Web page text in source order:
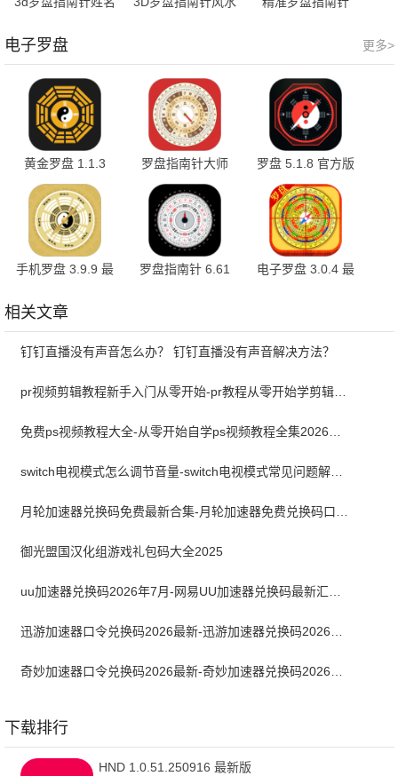
版
更多>
电子罗盘
黄金罗盘 1.1.3
罗盘指南针大师
4.0.0
罗盘 5.1.8 官方版
手机罗盘 3.9.9 最
罗盘指南针 6.61
电子罗盘 3.0.4 最
相关文章
钉钉直播没有声音怎么办？ 钉钉直播没有声音解决方法？
pr视频剪辑教程新手入门从零开始-pr教程从零开始学剪辑全集免费
switch电视模式怎么调节音量-switch电视模式常见问题解决方案
御光盟国汉化组游戏礼包码大全2025
下载排行
HND 1.0.51.250916 最新版